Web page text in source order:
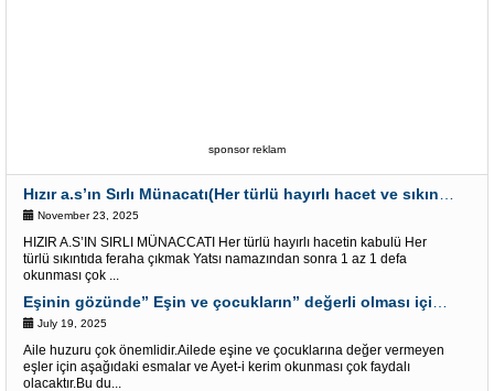
sponsor reklam
November 23, 2025
HIZIR A.S’IN SIRLI MÜNACCATI Her türlü hayırlı hacetin kabulü Her
türlü sıkıntıda feraha çıkmak Yatsı namazından sonra 1 az 1 defa
okunması çok ...
July 19, 2025
Aile huzuru çok önemlidir.Ailede eşine ve çocuklarına değer vermeyen
eşler için aşağıdaki esmalar ve Ayet-i kerim okunması çok faydalı
olacaktır.Bu du...